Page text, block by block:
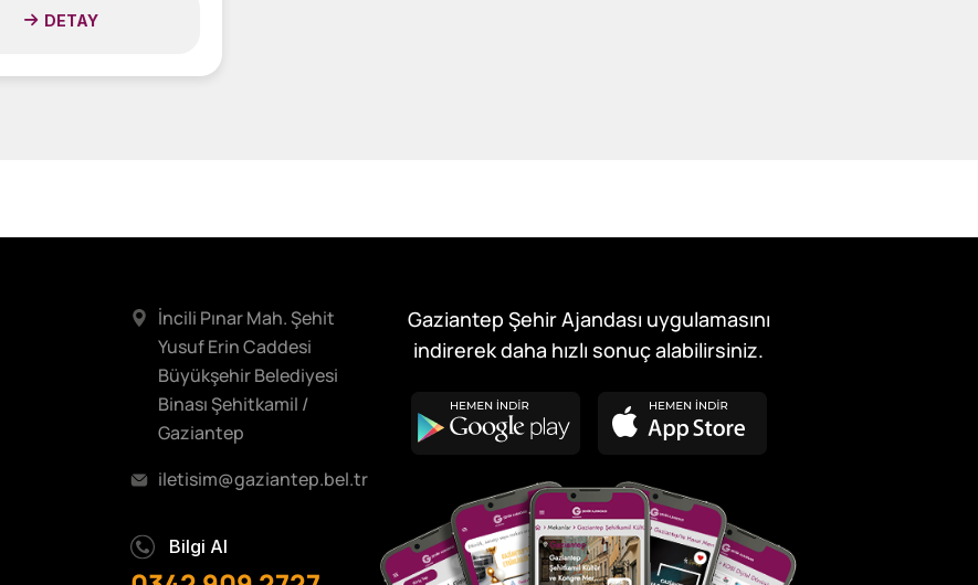
DETAY
İncili Pınar Mah. Şehit
Yusuf Erin Caddesi
Büyükşehir Belediyesi
Binası Şehitkamil /
Gaziantep
iletisim@gaziantep.bel.tr
Bilgi Al
Gaziantep Şehir Ajandası uygulamasını
indirerek daha hızlı sonuç alabilirsiniz.